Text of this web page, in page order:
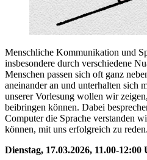
Menschliche Kommunikation und
insbesondere durch verschiedene
Menschen passen sich oft ganz
aneinander an und unterhalten sich
unserer Vorlesung wollen wir
beibringen können. Dabei
Computer die Sprache verstanden
können, mit uns erfolgreich zu reden.
Dienstag, 17.03.2026, 11.00-12:00